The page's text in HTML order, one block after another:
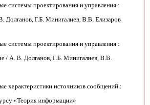
системы проектирования и управления :
Долганов, Г.Б. Минигалиев, В.В. Елизаров
системы проектирования и управления :
/ А. В. Долганов, Г.Б. Минигалиев, В.В.
характеристики источников сообщений :
«Теория информации»